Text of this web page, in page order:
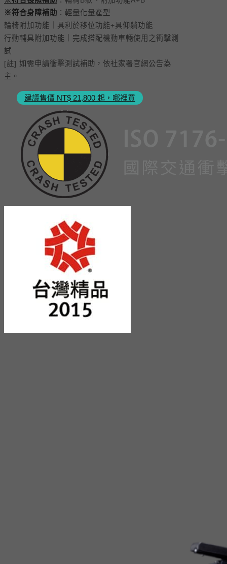
※符合身障補助 ：輕量化量產型
輪椅附加功能｜具利於移位功能+具仰躺功能
行動輔具附加功能｜完成搭配機動車輛使用之衝擊測
試
[註] 如需申請衝擊測試補助，依社家署官網公告為
主。
建議售價 NT$ 21,800 起，哪裡買